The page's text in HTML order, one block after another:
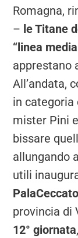
Romagna,
– le Titane
“linea
apprestano
All’andata,
in categoria
mister Pini
bissare
allungando
utili
PalaCeccato
provincia di
12° giornata